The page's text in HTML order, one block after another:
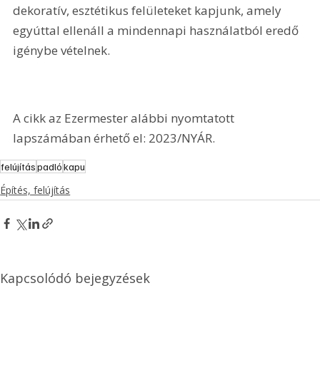
dekoratív, esztétikus felületeket kapjunk, amely
egyúttal ellenáll a mindennapi használatból eredő
igénybe vételnek.
A cikk az Ezermester alábbi nyomtatott
lapszámában érhető el: 2023/NYÁR.
felújításpadlókapu
Építés, felújítás
Kapcsolódó bejegyzések